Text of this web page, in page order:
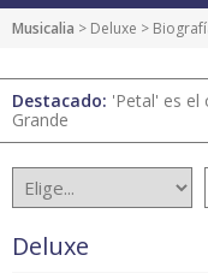
Musicalia > Deluxe >
Destacado: 'Petal' es el
Grande
Deluxe